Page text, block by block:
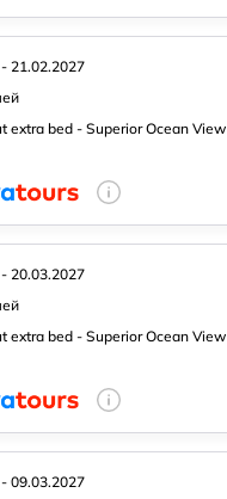
21.02.2027
extra bed - Superior Ocean View
20.03.2027
extra bed - Superior Ocean View
09.03.2027